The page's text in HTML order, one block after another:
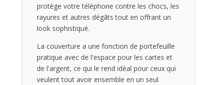
(Plus)
Baulet
texture
protège votre téléphone contre les chocs, les
rayures et autres dégâts tout en offrant un
look sophistiqué.
La couverture a une fonction de portefeuille
pratique avec de l'espace pour les cartes et
de l'argent, ce qui le rend idéal pour ceux qui
veulent tout avoir ensemble en un seul